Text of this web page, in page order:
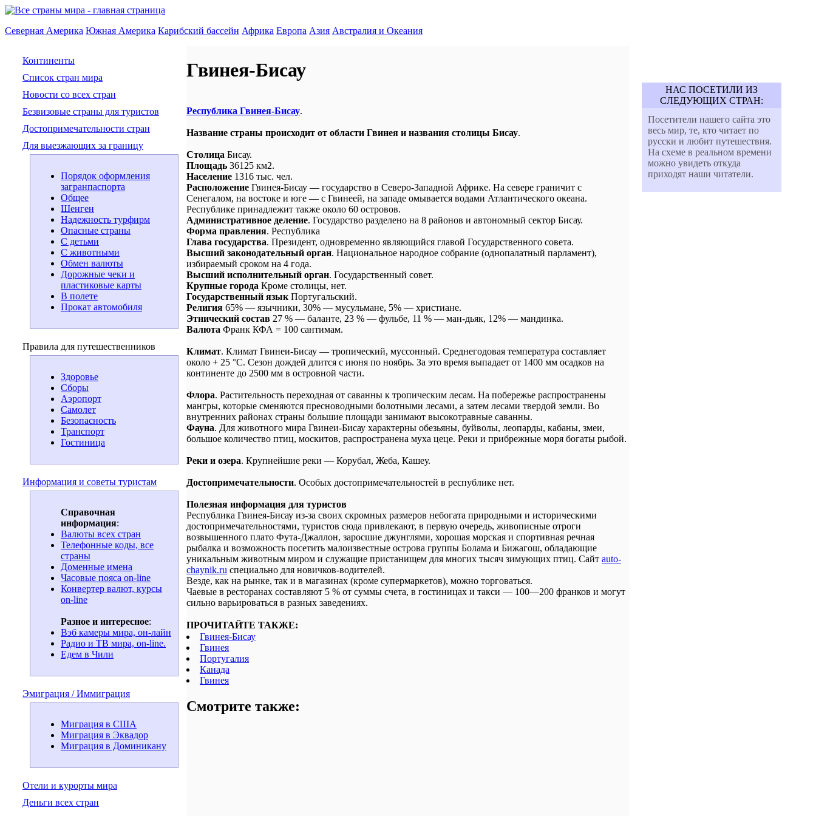
Северная Америка Южная Америка Карибский бассейн Африка Европа Азия Австралия и Океания
Континенты
Список стран мира
Новости со всех стран
Безвизовые страны для туристов
Достопримечательности стран
Для выезжающих за границу
Порядок оформления
загранпаспорта
Общее
Шенген
Надежность турфирм
Опасные страны
С детьми
С животными
Обмен валюты
Дорожные чеки и
пластиковые карты
В полете
Прокат автомобиля
Правила для путешественников
Здоровье
Сборы
Аэропорт
Самолет
Безопасность
Транспорт
Гостиница
Информация и советы туристам
Справочная
информация:
Валюты всех стран
Телефонные коды, все
страны
Доменные имена
Часовые пояса on-line
Конвертер валют, курсы
on-line
Разное и интересное:
Вэб камеры мира, он-лайн
Радио и ТВ мира, on-line.
Едем в Чили
Эмиграция / Иммиграция
Миграция в США
Миграция в Эквадор
Миграция в Доминикану
Отели и курорты мира
Деньги всех стран
Гвинея-Бисау
Республика Гвинея-Бисау.
Название страны происходит от области Гвинея и названия столицы Бисау.
Столица Бисау.
Площадь 36125 км2.
Население 1316 тыс. чел.
Расположение Гвинея-Бисау — государство в Северо-Западной Африке. На севере граничит с
Сенегалом, на востоке и юге — с Гвинеей, на западе омывается водами Атлантического океана.
Республике принадлежит также около 60 островов.
Административное деление. Государство разделено на 8 районов и автономный сектор Бисау.
Форма правления. Республика
Глава государства. Президент, одновременно являющийся главой Государственного совета.
Высший законодательный орган. Национальное народное собрание (однопалатный парламент),
избираемый сроком на 4 года.
Высший исполнительный орган. Государственный совет.
Крупные города Кроме столицы, нет.
Государственный язык Португальский.
Религия 65% — язычники, 30% — мусульмане, 5% — христиане.
Этнический состав 27 % — баланте, 23 % — фульбе, 11 % — ман-дьяк, 12% — мандинка.
Валюта Франк КФА = 100 сантимам.
Климат. Климат Гвинеи-Бисау — тропический, муссонный. Среднегодовая температура составляет
около + 25 °С. Сезон дождей длится с июня по ноябрь. За это время выпадает от 1400 мм осадков на
континенте до 2500 мм в островной части.
Флора. Растительность переходная от саванны к тропическим лесам. На побережье распространены
мангры, которые сменяются пресноводными болотными лесами, а затем лесами твердой земли. Во
внутренних районах страны большие площади занимают высокотравные саванны.
Фауна. Для животного мира Гвинеи-Бисау характерны обезьяны, буйволы, леопарды, кабаны, змеи,
большое количество птиц, москитов, распространена муха цеце. Реки и прибрежные моря богаты рыбой.
Реки и озера. Крупнейшие реки — Корубал, Жеба, Кашеу.
Достопримечательности. Особых достопримечательностей в республике нет.
Полезная информация для туристов
Республика Гвинея-Бисау из-за своих скромных размеров небогата природными и историческими
достопримечательностями, туристов сюда привлекают, в первую очередь, живописные отроги
возвышенного плато Фута-Джаллон, заросшие джунглями, хорошая морская и спортивная речная
рыбалка и возможность посетить малоизвестные острова группы Болама и Бижагош, обладающие
уникальным животным миром и служащие пристанищем для многих тысяч зимующих птиц. Сайт auto-
chaynik.ru специально для новичков-водителей.
Везде, как на рынке, так и в магазинах (кроме супермаркетов), можно торговаться.
Чаевые в ресторанах составляют 5 % от суммы счета, в гостиницах и такси — 100—200 франков и могут
сильно варьироваться в разных заведениях.
ПРОЧИТАЙТЕ ТАКЖЕ:
Гвинея-Бисау
Гвинея
Португалия
Канада
Гвинея
Смотрите также:
НАС ПОСЕТИЛИ ИЗ
СЛЕДУЮЩИХ СТРАН:
Посетители нашего сайта это
весь мир, те, кто читает по
русски и любит путешествия.
На схеме в реальном времени
можно увидеть откуда
приходят наши читатели.